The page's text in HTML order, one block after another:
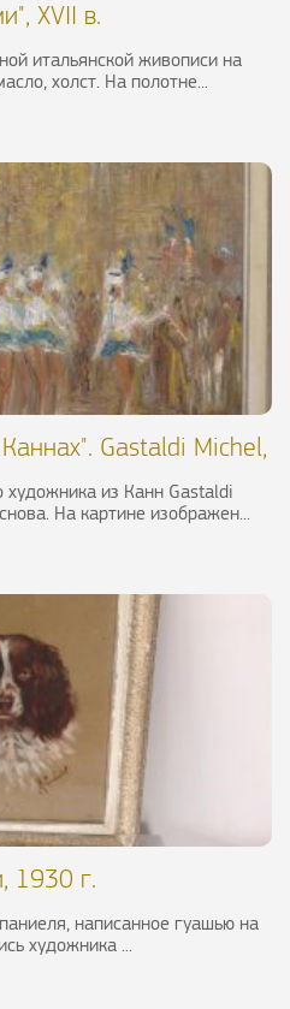
XVII в.
итальянской живописи на
холст. На полотне...
Gastaldi Michel,
художника из Канн Gastaldi
На картине изображен...
1930 г.
написанное гуашью на
художника ...